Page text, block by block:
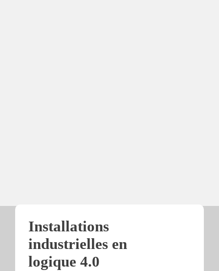
Installations
industrielles en
logique 4.0